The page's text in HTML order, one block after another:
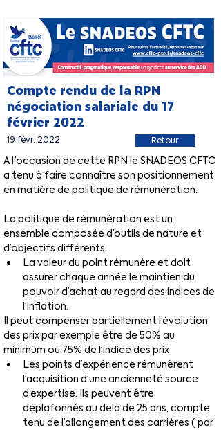
Compte rendu de la RPN
négociation salariale du 17
février 2022
19 févr. 2022 Retour
A l'occasion de cette RPN le SNADEOS CFTC
a tenu à faire connaître son positionnement
en matière de politique de rémunération.
La politique de rémunération est un
ensemble composée d’outils de nature et
d’objectifs différents :
La valeur du point rémunère et doit
assurer chaque année le maintien du
pouvoir d’achat au regard des indices de
l’inflation.
Il peut compenser partiellement l’évolution
des prix par exemple être de 50% au
minimum ou 75% de l’indice des prix
Les points d’expérience rémunèrent
l’acquisition d’une ancienneté source
d’expertise. Ils peuvent être
déplafonnés au delà de 25 ans, compte
tenu de l’allongement des carrières ( par